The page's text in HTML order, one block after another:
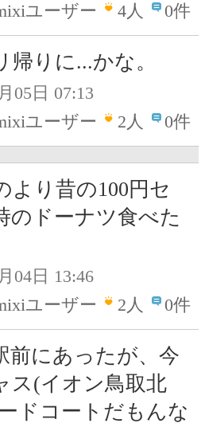
ユーザー
4人 0件
帰りに...かな。
05日 07:13
ユーザー
2人 0件
より昔の100円セ
のドーナツ食べた
04日 13:46
ユーザー
2人 0件
にあったが、今
ス(イオン鳥取北
ドコートだもんな